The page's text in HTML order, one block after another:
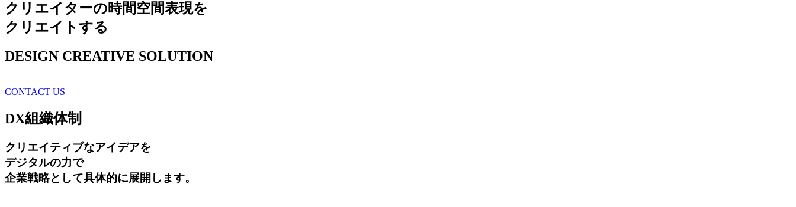
クリエイターの時間空間表現を
クリエイトする
DESIGN CREATIVE SOLUTION
CONTACT US
DX組織体制
クリエイティブなアイデアを
デジタルの力で
企業戦略として具体的に展開します。